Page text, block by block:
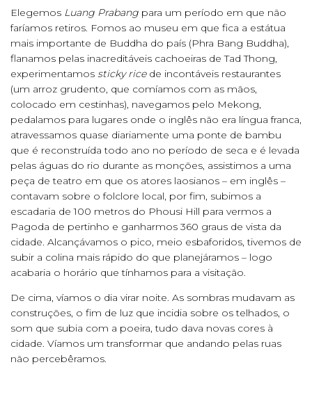
Elegemos Luang Prabang para um período em que não
faríamos retiros. Fomos ao museu em que fica a estátua
mais importante de Buddha do país (Phra Bang Buddha),
flanamos pelas inacreditáveis cachoeiras de Tad Thong,
experimentamos sticky ricede incontáveis restaurantes
(um arroz grudento, que comíamos com as mãos,
colocado em cestinhas), navegamos pelo Mekong,
pedalamos para lugares onde o inglês não era língua franca,
atravessamos quase diariamente uma ponte de bambu
que é reconstruída todo ano no período de seca e é levada
pelas águas do rio durante as monções, assistimos a uma
peça de teatro em que os atores laosianos – em inglês –
contavam sobre o folclore local, por fim, subimos a
escadaria de 100 metros do Phousi Hill para vermos a
Pagoda de pertinho e ganharmos 360 graus de vista da
cidade. Alcançávamos o pico, meio esbaforidos, tivemos de
subir a colina mais rápido do que planejáramos – logo
acabaria o horário que tínhamos para a visitação.
De cima, víamos o dia virar noite. As sombras mudavam as
construções, o fim de luz que incidia sobre os telhados, o
som que subia com a poeira, tudo dava novas cores à
cidade. Víamos um transformar que andando pelas ruas
não percebêramos.